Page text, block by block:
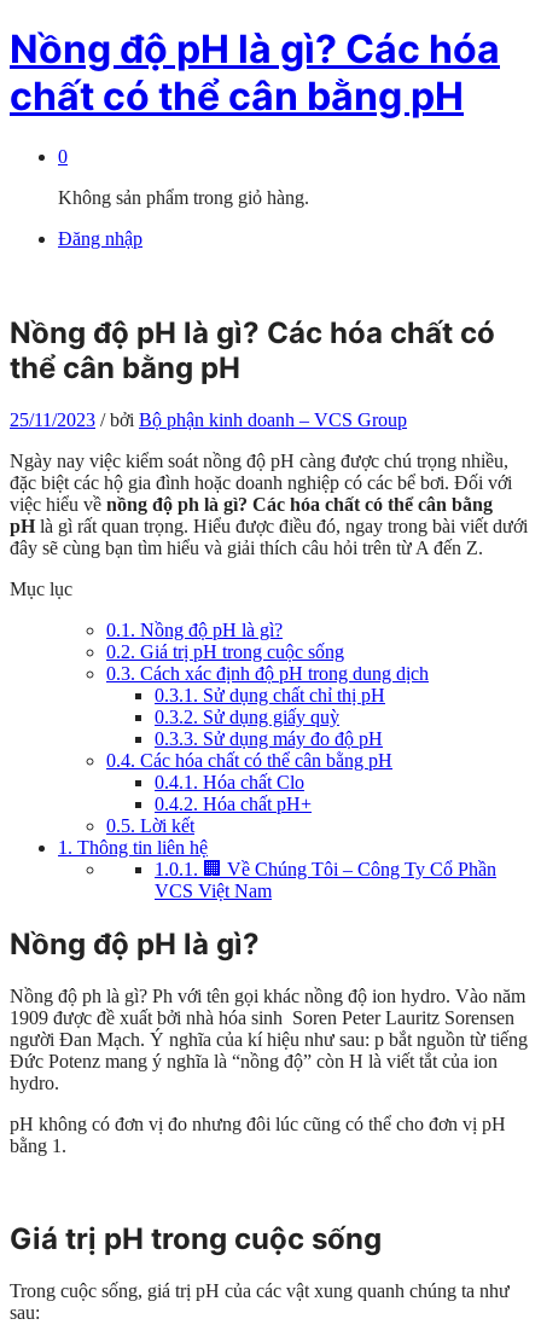
Nồng độ pH là gì? Các hóa
chất có thể cân bằng pH
0
Không sản phẩm trong giỏ hàng.
Đăng nhập
Nồng độ pH là gì? Các hóa chất có
thể cân bằng pH
25/11/2023 /bởi Bộ phận kinh doanh – VCS Group
Ngày nay việc kiểm soát nồng độ pH càng được chú trọng nhiều,
đặc biệt các hộ gia đình hoặc doanh nghiệp có các bể bơi. Đối với
việc hiểu về nồng độ ph là gì? Các hóa chất có thể cân bằng
pHlà gì rất quan trọng. Hiểu được điều đó, ngay trong bài viết dưới
đây sẽ cùng bạn tìm hiểu và giải thích câu hỏi trên từ A đến Z.
Mục lục
0.1. Nồng độ pH là gì?
0.2. Giá trị pH trong cuộc sống
0.3. Cách xác định độ pH trong dung dịch
0.3.1. Sử dụng chất chỉ thị pH
0.3.2. Sử dụng giấy quỳ
0.3.3. Sử dụng máy đo độ pH
0.4. Các hóa chất có thể cân bằng pH
0.4.1. Hóa chất Clo
0.4.2. Hóa chất pH+
0.5. Lời kết
1. Thông tin liên hệ
1.0.1. 🏢 Về Chúng Tôi – Công Ty Cổ Phần
VCS Việt Nam
Nồng độ pH là gì?
Nồng độ ph là gì? Ph với tên gọi khác nồng độ ion hydro. Vào năm
1909 được đề xuất bởi nhà hóa sinh Soren Peter Lauritz Sorensen
người Đan Mạch. Ý nghĩa của kí hiệu như sau: p bắt nguồn từ tiếng
Đức Potenz mang ý nghĩa là “nồng độ” còn H là viết tắt của ion
hydro.
pH không có đơn vị đo nhưng đôi lúc cũng có thể cho đơn vị pH
bằng 1.
Giá trị pH trong cuộc sống
Trong cuộc sống, giá trị pH của các vật xung quanh chúng ta như
sau: